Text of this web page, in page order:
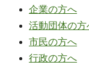
企業の方へ
活動団体の方
市民の方へ
行政の方へ